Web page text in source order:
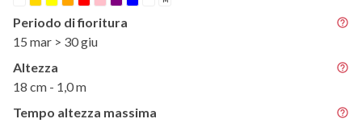
Periodo di fioritura
15 mar > 30 giu
Altezza
18 cm - 1,0 m
Tempo altezza massima